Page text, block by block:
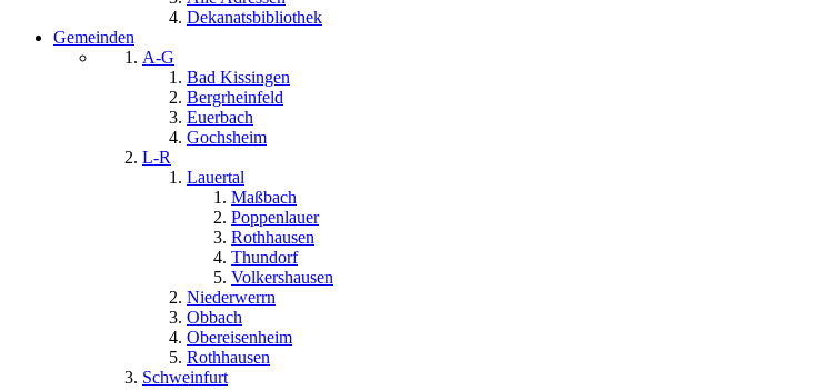
Dekanatsbibliothek
Gemeinden
A-G
Bad Kissingen
Bergrheinfeld
Euerbach
Gochsheim
L-R
Lauertal
Maßbach
Poppenlauer
Rothhausen
Thundorf
Volkershausen
Niederwerrn
Obbach
Obereisenheim
Rothhausen
Schweinfurt